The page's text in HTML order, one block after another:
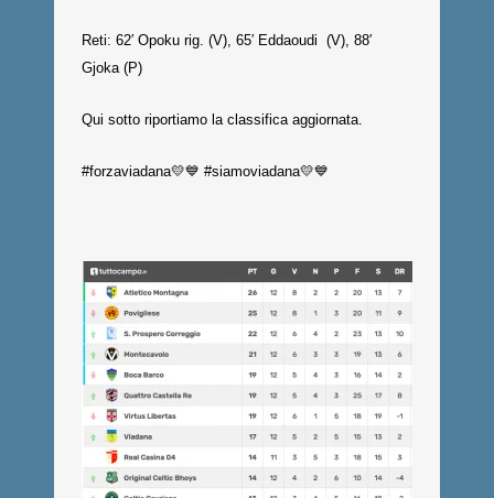
Reti: 62′ Opoku rig. (V), 65′ Eddaoudi (V), 88′
Gjoka (P)
Qui sotto riportiamo la classifica aggiornata.
#forzaviadana💛💙 #siamoviadana💛💙